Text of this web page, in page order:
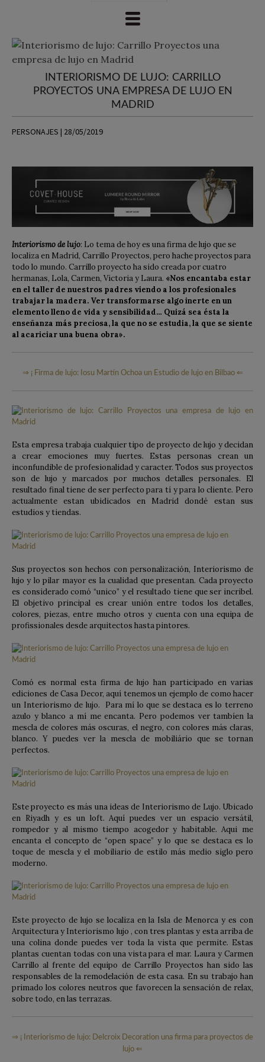
INTERIORISMO DE LUJO: CARRILLO
PROYECTOS UNA EMPRESA DE LUJO EN
MADRID
PERSONAJES | 28/05/2019
Interiorismo de lujo: Lo tema de hoy es una firma de lujo que se
localiza en Madrid, Carrillo Proyectos, pero hache proyectos para
todo lo mundo. Carrillo proyecto ha sido creada por cuatro
hermanas, Lola, Carmen, Victoria y Laura. «Nos encantaba estar
en el taller de nuestros padres viendo a los profesionales
trabajar la madera. Ver transformarse algo inerte en un
elemento lleno de vida y sensibilidad… Quizá sea ésta la
enseñanza más preciosa, la que no se estudia, la que se siente
al acariciar una buena obra».
⇒ ¡ Firma de lujo: Iosu Martín Ochoa un Estudio de lujo en Bilbao ⇐
Esta empresa trabaja cualquier tipo de proyecto de lujo y decidan
a crear emociones muy fuertes. Estas personas crean un
inconfundible de profesionalidad y caracter. Todos sus proyectos
son de lujo y marcados por muchos detalles personales. El
resultado final tiene de ser perfecto para tí y para lo cliente. Pero
actualmente estan ubidicados en Madrid dondé estan sus
estudios y tiendas.
Sus proyectos son hechos con personalización, Interiorismo de
lujo y lo pilar mayor es la cualidad que presentan. Cada proyecto
es considerado comó “unico” y el resultado tiene que ser incribel.
El objetivo principal es crear unión entre todos los detalles,
colores, piezas, entre mucho otros y cuenta con una equipa de
profissionales desde arquitectos hasta pintores.
Comó es normal esta firma de lujo han participado en varias
ediciones de Casa Decor, aquí tenemos un ejemplo de como hacer
un Interiorismo de lujo. Para mí lo que se destaca es lo terreno
azulo y blanco a mí me encanta. Pero podemos ver tambíen la
mescla de colores más oscuras, el negro, con colores más claras,
blanco. Y puedes ver la mescla de mobiliário que se tornan
perfectos.
Este proyecto es más una ideas de Interiorismo de Lujo. Ubicado
en Riyadh y es un loft. Aquí puedes ver un espacio versátil,
rompedor y al mismo tiempo acogedor y habitable. Aqui me
encanta el concepto de “open space” y lo que se destaca es lo
toque de mescla y el mobiliario de estilo más medio siglo pero
moderno.
Este proyecto de lujo se localiza en la Isla de Menorca y es con
Arquitectura y Interiorismo lujo , con tres plantas y esta arriba de
una colina donde puedes ver toda la vista que permite. Estas
plantas cuentan todas con una vista para el mar. Laura y Carmen
Carrillo al frente del equipo de Carrillo Proyectos han sido las
responsables de la remodelación de esta casa. En su trabajo han
primado los colores neutros que favorecen la sensación de relax,
sobre todo, en las terrazas.
⇒ ¡ Interiorismo de lujo: Delcroix Decoration una firma para proyectos de
lujo ⇐